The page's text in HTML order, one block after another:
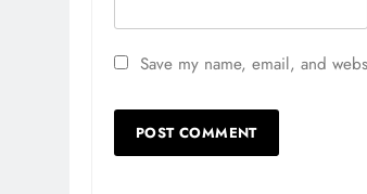
Save my name, email, and